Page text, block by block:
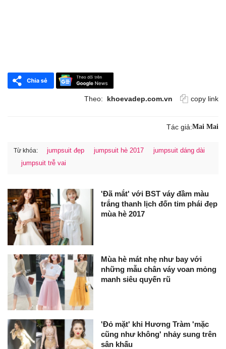
Theo: khoevadep.com.vn copy link
Tác giả:Mai Mai
Từ khóa: jumpsuit đẹp jumpsuit hè 2017
jumpsuit dáng dài
jumpsuit trễ vai
'Đã mắt' với BST váy đầm màu
trắng thanh lịch đốn tim phái đẹp
mùa hè 2017
Mùa hè mát nhẹ như bay với
những mẫu chân váy voan mỏng
manh siêu quyến rũ
'Đỏ mặt' khi Hương Tràm 'mặc
cũng như không' nhảy sung trên
sân khấu